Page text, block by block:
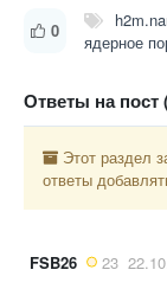
0
ядерное
Ответы на пост
Этот раздел
ответы
FSB26 23